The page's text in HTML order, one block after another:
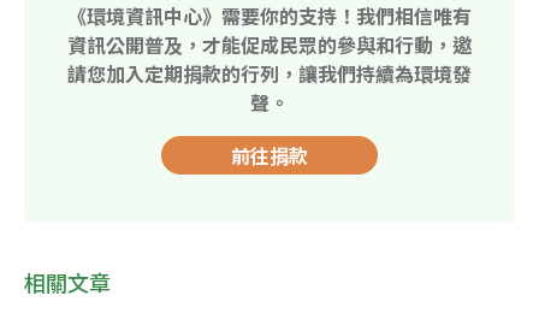
《環境資訊中心》需要你的支持！我們相信唯有
資訊公開普及，才能促成民眾的參與和行動，邀
請您加入定期捐款的行列，讓我們持續為環境發
聲。
前往捐款
相關文章